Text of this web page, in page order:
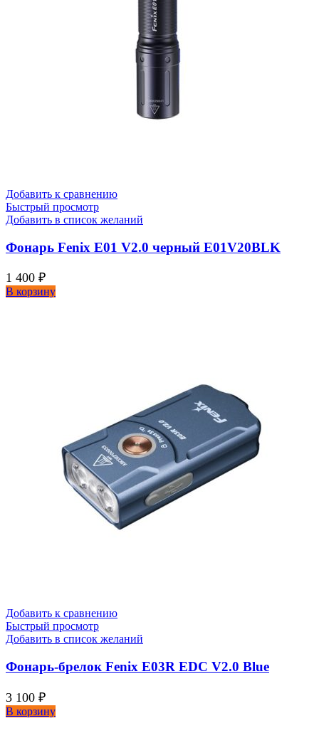
Добавить к сравнению
Быстрый просмотр
Добавить в список желаний
Фонарь Fenix E01 V2.0 черный E01V20BLK
1 400 ₽
В корзину
Добавить к сравнению
Быстрый просмотр
Добавить в список желаний
Фонарь-брелок Fenix E03R EDC V2.0 Blue
3 100 ₽
В корзину